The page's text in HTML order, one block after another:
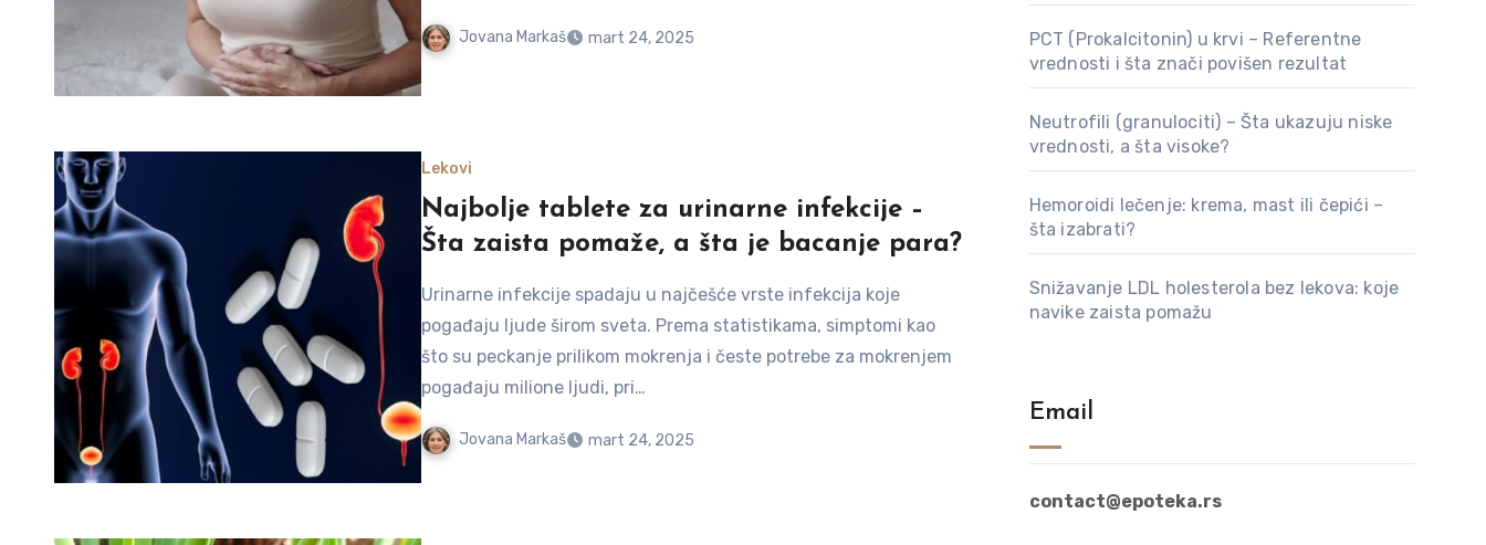
Jovana Markaš mart 24, 2025
Lekovi
Najbolje tablete za urinarne infekcije –
Šta zaista pomaže, a šta je bacanje para?
Urinarne infekcije spadaju u najčešće vrste infekcija koje
pogađaju ljude širom sveta. Prema statistikama, simptomi kao
što su peckanje prilikom mokrenja i česte potrebe za mokrenjem
pogađaju milione ljudi, pri…
Jovana Markaš mart 24, 2025
PCT (Prokalcitonin) u krvi – Referentne
vrednosti i šta znači povišen rezultat
Neutrofili (granulociti) – Šta ukazuju niske
vrednosti, a šta visoke?
Hemoroidi lečenje: krema, mast ili čepići –
šta izabrati?
Snižavanje LDL holesterola bez lekova: koje
navike zaista pomažu
Email
contact@epoteka.rs